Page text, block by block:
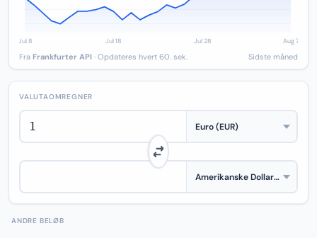
Fra Frankfurter API · Opdateres hvert 60. sek. Sidste måned
VALUTAOMREGNER
ANDRE BELØB